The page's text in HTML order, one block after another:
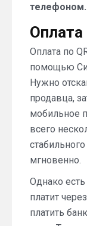
Оплата по
помощью
Нужно
продавца,
мобильное
всего
мгновенно.
Однако
платит
платить